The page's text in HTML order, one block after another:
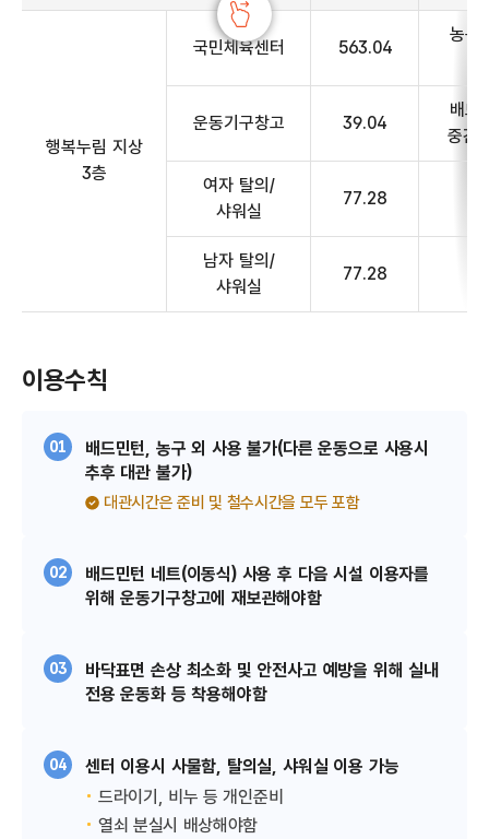
행복누림 지상
3층
국민체육센터 563.04
농구
운동기구창고 39.04
배드
중간
여자 탈의/
샤워실
77.28
남자 탈의/
샤워실
77.28
이용수칙
01
배드민턴, 농구 외 사용 불가(다른 운동으로 사용시
추후 대관 불가)
대관시간은 준비 및 철수시간을 모두 포함
02
배드민턴 네트(이동식) 사용 후 다음 시설 이용자를
위해 운동기구창고에 재보관해야함​
03
바닥표면 손상 최소화 및 안전사고 예방을 위해 실내
전용 운동화 등 착용해야함​
04
센터 이용시 사물함, 탈의실, 샤워실 이용 가능​
드라이기, 비누 등 개인준비
열쇠 분실시 배상해야함